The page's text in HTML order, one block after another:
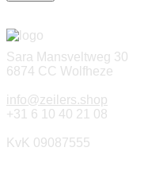
Sara Mansveltweg 30
6874 CC Wolfheze
info@zeilers.shop
+31 6 10 40 21 08
KvK 09087555